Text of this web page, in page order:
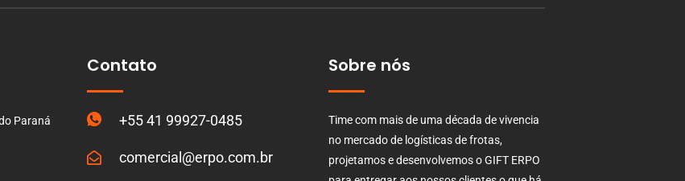
Paraná
Contato
+55 41 99927-0485
comercial@erpo.com.br
Sobre nós
Time com mais de uma década de vivencia
no mercado de logísticas de frotas,
projetamos e desenvolvemos o GIFT ERPO